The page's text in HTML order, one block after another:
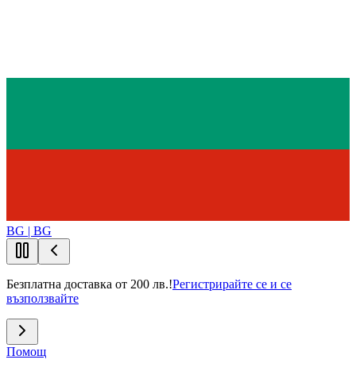
BG | BG
Безплатна доставка от 200 лв.!Регистрирайте се и се
възползвайте
Помощ